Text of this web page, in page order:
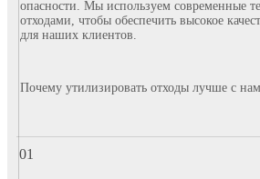
опасности. Мы используем современные
отходами, чтобы обеспечить высокое
для наших клиентов.
Почему утилизировать отходы лучше с